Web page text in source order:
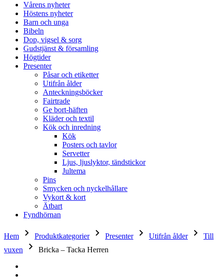
Vårens nyheter
Höstens nyheter
Barn och unga
Bibeln
Dop, vigsel & sorg
Gudstjänst & församling
Högtider
Presenter
Påsar och etiketter
Utifrån ålder
Anteckningsböcker
Fairtrade
Ge bort-häften
Kläder och textil
Kök och inredning
Kök
Posters och tavlor
Servetter
Ljus, ljuslyktor, tändstickor
Jultema
Pins
Smycken och nyckelhållare
Vykort & kort
Ätbart
Fyndhörnan
Hem keyboard_arrow_right Produktkategorier keyboard_arrow_right Presenter keyboard_arrow_right Utifrån ålder keyboard_arrow_right
Till
vuxen
keyboard_arrow_right Bricka – Tacka Herren